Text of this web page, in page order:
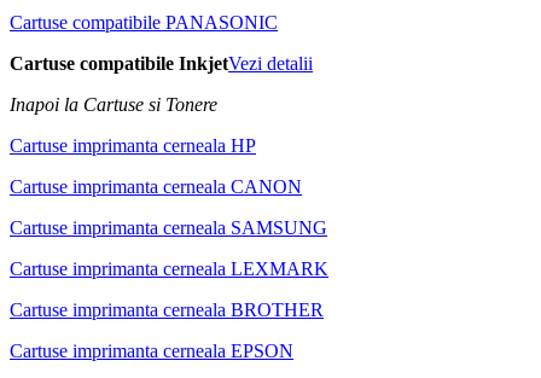
Cartuse compatibile PANASONIC
Cartuse compatibile InkjetVezi detalii
Inapoi la Cartuse si Tonere
Cartuse imprimanta cerneala HP
Cartuse imprimanta cerneala CANON
Cartuse imprimanta cerneala SAMSUNG
Cartuse imprimanta cerneala LEXMARK
Cartuse imprimanta cerneala BROTHER
Cartuse imprimanta cerneala EPSON